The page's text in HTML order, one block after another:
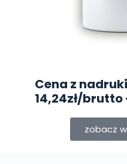
Cena z
14,24zł/brutto
zobacz